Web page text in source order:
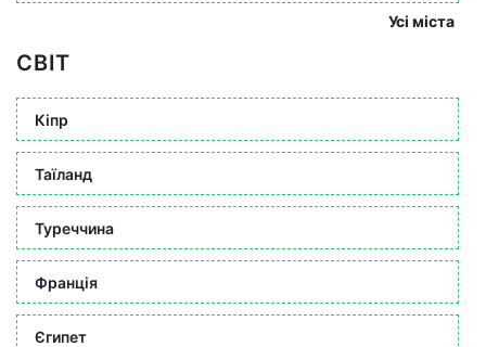
Усі міста
СВІТ
Кіпр
Таїланд
Туреччина
Франція
Єгипет